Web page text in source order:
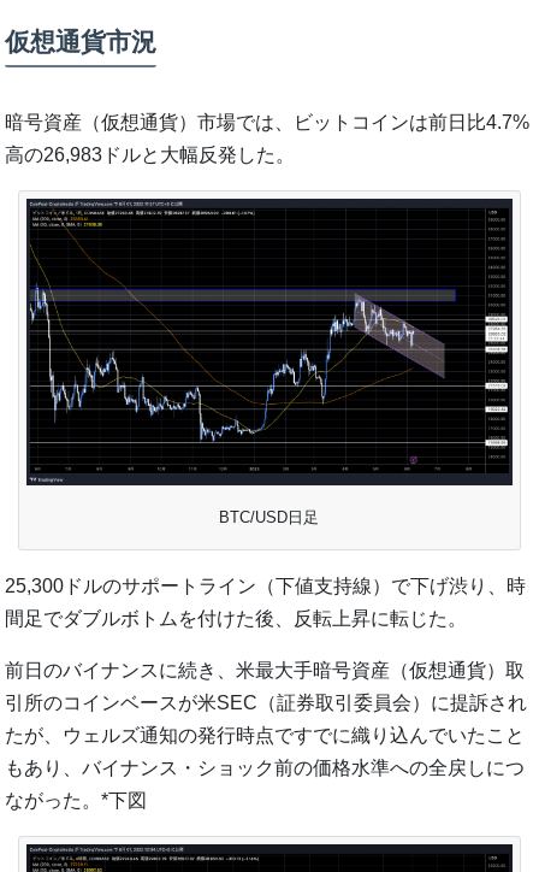
仮想通貨市況
暗号資産（仮想通貨）市場では、ビットコインは前日比4.7%
高の26,983ドルと大幅反発した。
BTC/USD日足
25,300ドルのサポートライン（下値支持線）で下げ渋り、時
間足でダブルボトムを付けた後、反転上昇に転じた。
前日のバイナンスに続き、米最大手暗号資産（仮想通貨）取
引所のコインベースが米SEC（証券取引委員会）に提訴され
たが、ウェルズ通知の発行時点ですでに織り込んでいたこと
もあり、バイナンス・ショック前の価格水準への全戻しにつ
ながった。*下図